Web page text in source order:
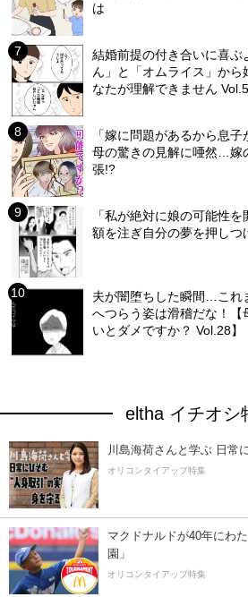
は
結婚前提の付き合いに喜
ん」と「オムライス」か
なたが理解できません Vol.5
「嫁に問題があるから息
母の驚きの見解に唖然…嫁
張!?
「私が絶対に娘の可能性
額を注ぎ自分の夢を押しつ
夫が闇堕ちした瞬間…これ
へつらう姿は滑稽だな！【
いとダメですか？ Vol.28】
eltha イチオシ
川島海荷さんと学ぶ 日常
オリコンタイアップ特集
マクドナルドが40年にわ
園」
オリコンタイアップ特集